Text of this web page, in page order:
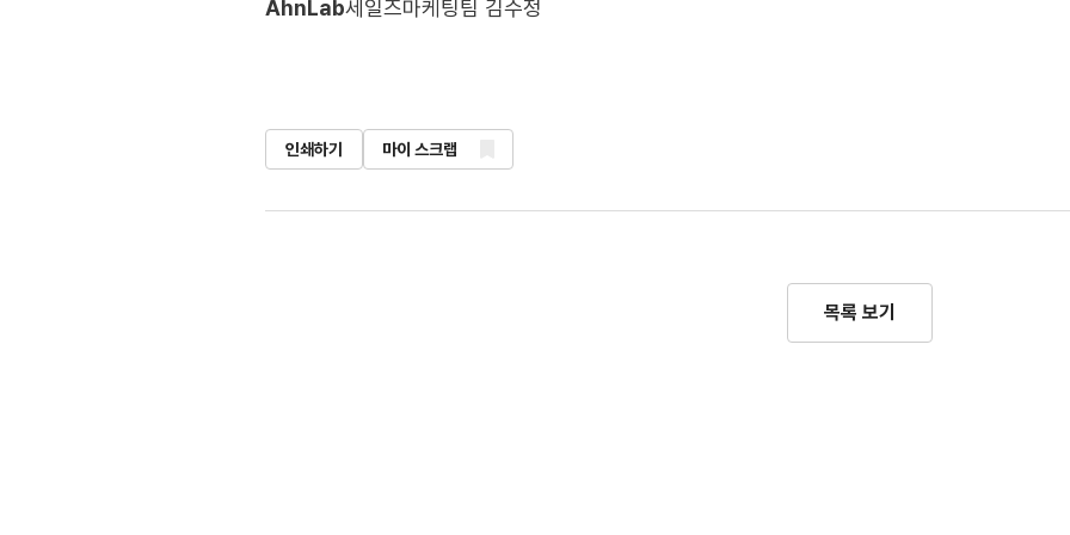
AhnLab세일즈마케팅팀 김수정
인쇄하기 마이 스크랩
목록 보기